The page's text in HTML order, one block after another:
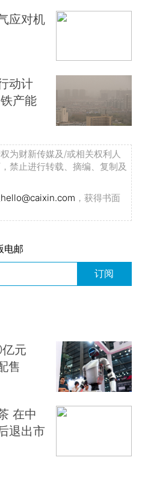
应对机
动计
产能
为财新传媒及/或相关权利人
禁止进行转载、摘编、复制及
hello@caixin.com ，获得书面
电邮
订阅
元
售
在中
退出市